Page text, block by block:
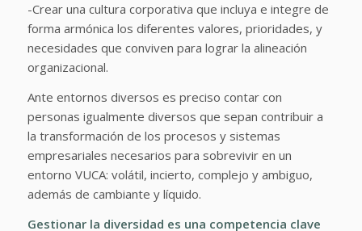
-Crear una cultura corporativa que incluya e integre de
forma armónica los diferentes valores, prioridades, y
necesidades que conviven para lograr la alineación
organizacional.
Ante entornos diversos es preciso contar con
personas igualmente diversos que sepan contribuir a
la transformación de los procesos y sistemas
empresariales necesarios para sobrevivir en un
entorno VUCA: volátil, incierto, complejo y ambiguo,
además de cambiante y líquido.
Gestionar la diversidad es una competencia clave